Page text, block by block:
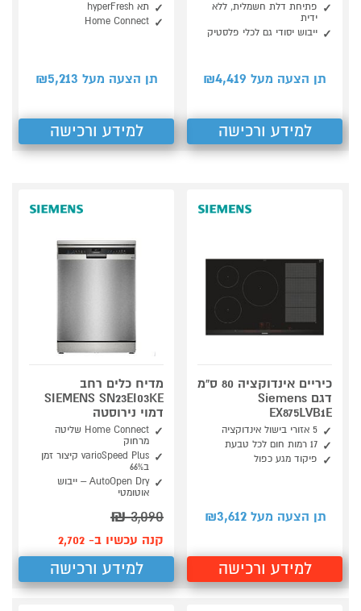
פתיחת דלת חשמלית, ללא
ידית
ייבוש יסודי גם לכלי פלסטיק
תן הצעה מעל ₪ 4,419
למידע ורכישה
תא hyperFresh
Home Connect
תן הצעה מעל ₪ 5,213
למידע ורכישה
כיריים אינדוקציה 80 ס”מ
דגם Siemens
EX875LVB1E
5 אזורי בישול אינדוקציה
17 רמות חום לכל טבעת
פיקוד מגע כפול
תן הצעה מעל ₪ 3,612
למידע ורכישה
מדיח כלים רחב
SIEMENS SN23EI03KE
דמוי נירוסטה
Home Connect שליטה
מרחוק
varioSpeed Plus קיצור זמן
ב66%
AutoOpen Dry – ייבוש
אוטומטי
3,090
₪
קנה עכשיו ב- 2,702
למידע ורכישה